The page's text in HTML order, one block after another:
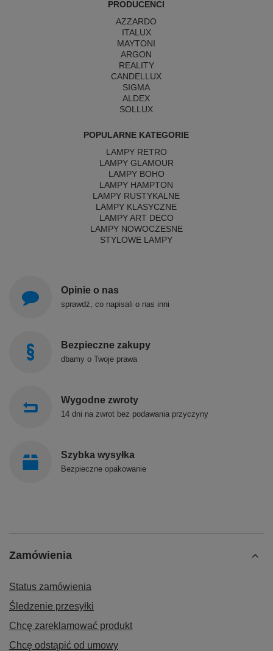
PRODUCENCI
AZZARDO
ITALUX
MAYTONI
ARGON
REALITY
CANDELLUX
SIGMA
ALDEX
SOLLUX
POPULARNE KATEGORIE
LAMPY RETRO
LAMPY GLAMOUR
LAMPY BOHO
LAMPY HAMPTON
LAMPY RUSTYKALNE
LAMPY KLASYCZNE
LAMPY ART DECO
LAMPY NOWOCZESNE
STYLOWE LAMPY
Opinie o nas
sprawdź, co napisali o nas inni
Bezpieczne zakupy
dbamy o Twoje prawa
Wygodne zwroty
14 dni na zwrot bez podawania przyczyny
Szybka wysyłka
Bezpieczne opakowanie
Zamówienia
Status zamówienia
Śledzenie przesyłki
Chcę zareklamować produkt
Chcę odstąpić od umowy